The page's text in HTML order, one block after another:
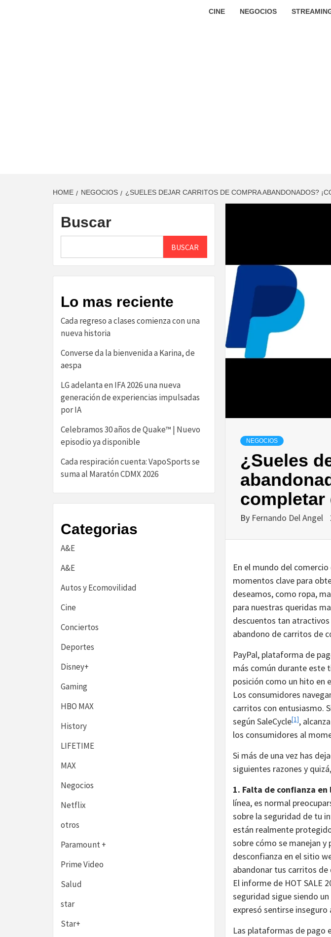
CINE NEGOCIOS
HOME NEGOCIOS ¿SUELES DEJAR CARRITOS DE COMPRA ABANDONADOS?
NEGOCIOS
¿Sueles
completar
By Fernando Del Angel
En el mundo del
momentos clave para
deseamos, como ropa,
para nuestras queridas
descuentos tan
abandono de carritos de
PayPal, plataforma de
más común durante este
posición como un hito en
Los consumidores
carritos con entusiasmo.
según SaleCycle[1],
los consumidores al
Si más de una vez has
siguientes razones y
1. Falta de confianza
línea, es normal
sobre la seguridad de tu
están realmente
sobre cómo se manejan
desconfianza en el sitio
abandonar tus carritos
El informe de HOT SALE
seguridad sigue siendo
expresó sentirse inseguro
Las plataformas de pago
Buscar
BUSCAR
Lo mas reciente
Cada regreso a clases comienza con una
nueva historia
Converse da la bienvenida a Karina, de
aespa
LG adelanta en IFA 2026 una nueva
generación de experiencias impulsadas
por IA
Celebramos 30 años de Quake™ | Nuevo
episodio ya disponible
Cada respiración cuenta: VapoSports se
suma al Maratón CDMX 2026
Categorias
A&E
A&E
Autos y Ecomovilidad
Cine
Conciertos
Deportes
Disney+
Gaming
HBO MAX
History
LIFETIME
MAX
Negocios
Netflix
otros
Paramount +
Prime Video
Salud
star
Star+